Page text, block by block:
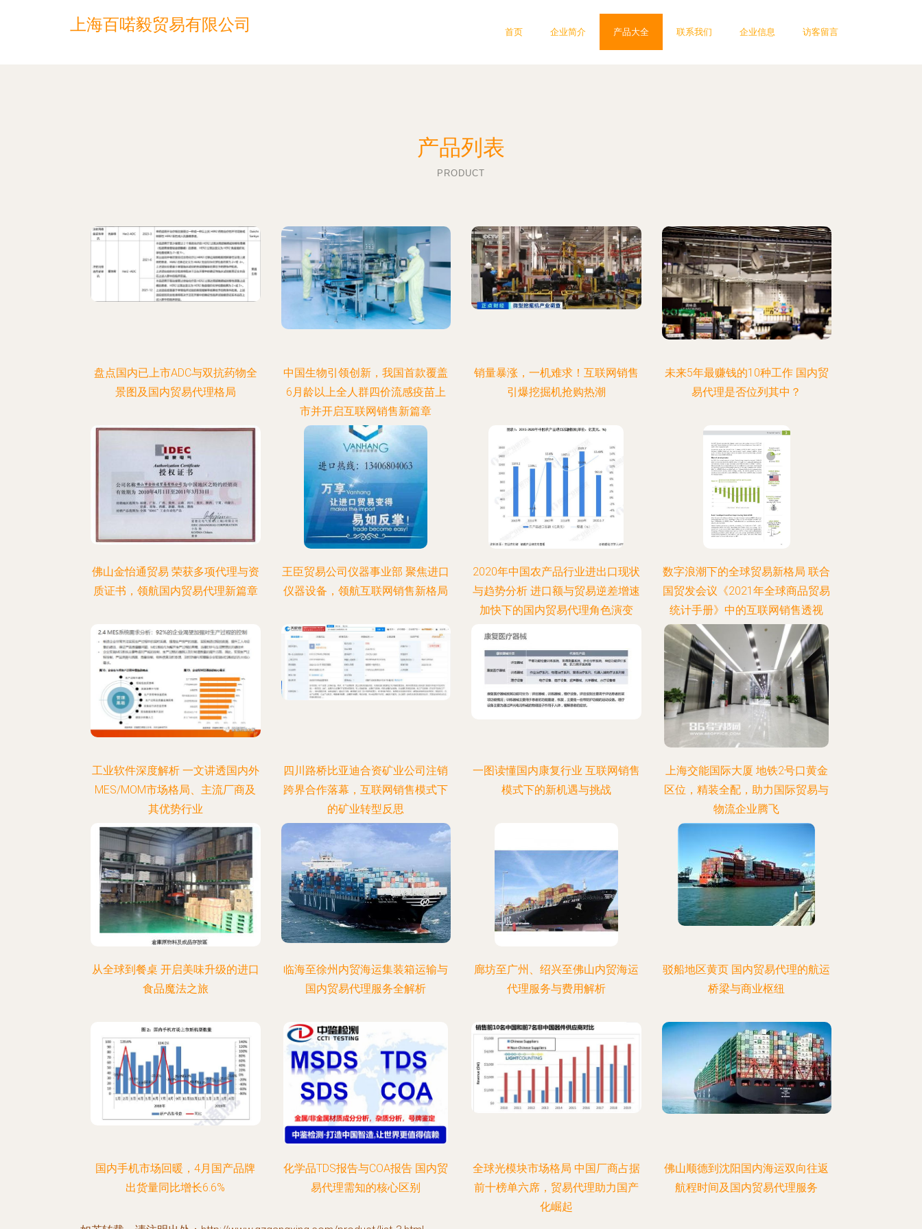
上海百喏毅贸易有限公司 首页 企业简介 产品大全 联系我们 企业信息 访客留言
产品列表
PRODUCT
盘点国内已上市ADC与双抗药物全
景图及国内贸易代理格局
中国生物引领创新，我国首款覆盖
6月龄以上全人群四价流感疫苗上
市并开启互联网销售新篇章
销量暴涨，一机难求！互联网销售
引爆挖掘机抢购热潮
未来5年最赚钱的10种工作 国内贸
易代理是否位列其中？
佛山金怡通贸易 荣获多项代理与资
质证书，领航国内贸易代理新篇章
王臣贸易公司仪器事业部 聚焦进口
仪器设备，领航互联网销售新格局
2020年中国农产品行业进出口现状
与趋势分析 进口额与贸易逆差增速
加快下的国内贸易代理角色演变
数字浪潮下的全球贸易新格局 联合
国贸发会议《2021年全球商品贸易
统计手册》中的互联网销售透视
工业软件深度解析 一文讲透国内外
MES/MOM市场格局、主流厂商及
其优势行业
四川路桥比亚迪合资矿业公司注销
跨界合作落幕，互联网销售模式下
的矿业转型反思
一图读懂国内康复行业 互联网销售
模式下的新机遇与挑战
上海交能国际大厦 地铁2号口黄金
区位，精装全配，助力国际贸易与
物流企业腾飞
从全球到餐桌 开启美味升级的进口
食品魔法之旅
临海至徐州内贸海运集装箱运输与
国内贸易代理服务全解析
廊坊至广州、绍兴至佛山内贸海运
代理服务与费用解析
驳船地区黄页 国内贸易代理的航运
桥梁与商业枢纽
国内手机市场回暖，4月国产品牌
出货量同比增长6.6%
化学品TDS报告与COA报告 国内贸
易代理需知的核心区别
全球光模块市场格局 中国厂商占据
前十榜单六席，贸易代理助力国产
化崛起
佛山顺德到沈阳国内海运双向往返
航程时间及国内贸易代理服务